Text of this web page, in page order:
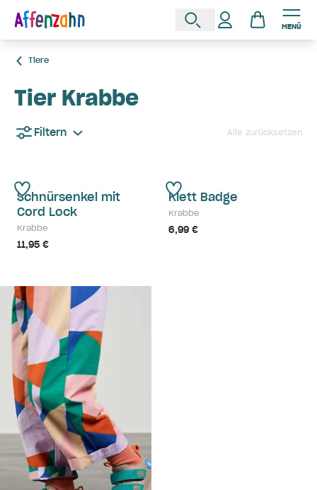
MENÜ
Tiere
Tier Krabbe
Filtern Alle zurücksetzen
Schnürsenkel mit
Cord Lock
Krabbe
11,95 €
Klett Badge
Krabbe
6,99 €